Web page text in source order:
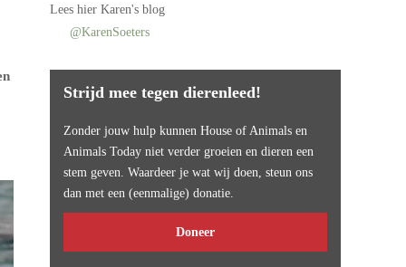
Leeshier Karen's blog
@KarenSoeters
Strijd mee tegen dierenleed!
Zonder jouw hulp kunnen House of Animals en
Animals Today niet verder groeien en dieren een
stem geven. Waardeer je wat wij doen, steun ons
dan met een (eenmalige) donatie.
Doneer